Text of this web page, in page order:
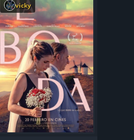
vicky